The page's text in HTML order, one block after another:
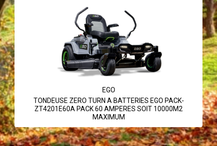
EGO
TONDEUSE ZERO TURN A BATTERIES EGO PACK-
ZT4201E60A PACK 60 AMPERES SOIT 10000M2
MAXIMUM